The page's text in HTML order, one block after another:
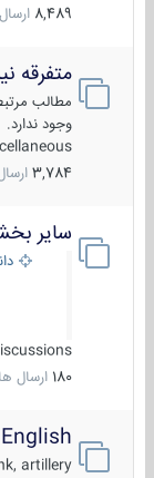
8,489 ارسال ها
متفرقه
مطالب
وجود ندارد.
3,784 ارسال
سایر
180 ارسال ها
English
artillery ...